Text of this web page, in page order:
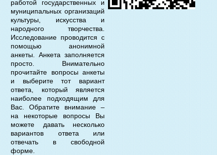
работой государственных и
муниципальных организаций
культуры, искусства и
народного творчества.
Исследование проводится с
помощью анонимной
анкеты. Анкета заполняется
просто. Внимательно
прочитайте вопросы анкеты
и выберите тот вариант
ответа, который является
наиболее подходящим для
Вас. Обратите внимание –
на некоторые вопросы Вы
можете давать несколько
вариантов ответа или
отвечать в свободной
форме.